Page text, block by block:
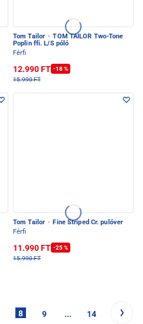
Tom Tailor · TOM TAILOR Two-Tone
Poplin ffi. L/S póló
Férfi
12.990 FT -18 %
15.990 FT
Tom Tailor · Fine Striped Cr. pulóver
Férfi
11.990 FT -25 %
15.990 FT
8 9 ... 14